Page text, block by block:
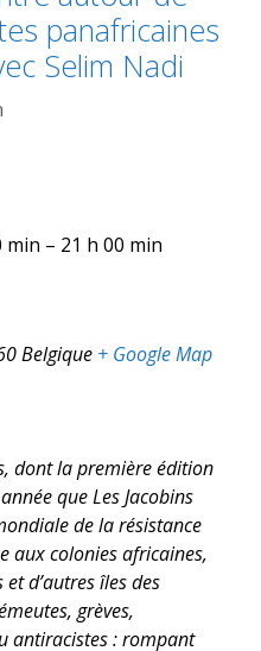
panafricaines
Selim Nadi
min – 21 h 00 min
Belgique + Google Map
dont la première édition
queLes Jacobins
de la résistance
aux colonies africaines,
d’autres îles des
grèves,
antiracistes : rompant